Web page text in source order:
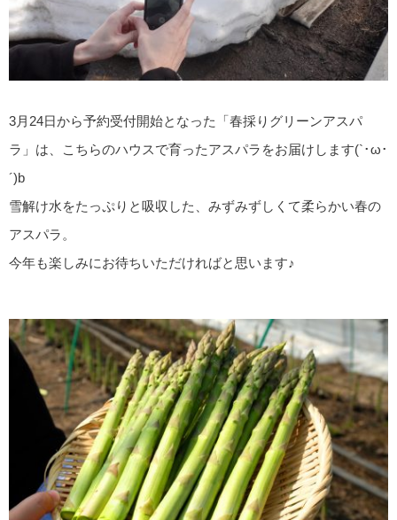
3月24日から予約受付開始となった「春採りグリーンアスパ
ラ」は、こちらのハウスで育ったアスパラをお届けします(`･ω･
´)b
雪解け水をたっぷりと吸収した、みずみずしくて柔らかい春の
アスパラ。
今年も楽しみにお待ちいただければと思います♪